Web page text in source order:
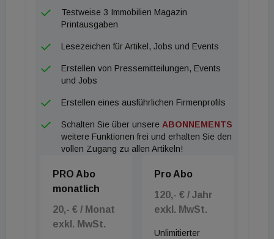
entsprechenden Konkursen. Sie glauben, dass die
bereits dramatische Situation in Deutschland, früher
oder später auch in Österreich ähnlich sein wird.
„Sollte sich an der aktuellen Situation mit den für die
ändern, rechnen wir mit sinkenden Umsätzen,
internem Jobabbau und deutlich weniger
Neurealisierungen am Wohnungsmarkt. Das ist für
die österreichische Volkswirtschaft.“ Und VÖPE-
Vizepräsident Peter Ulm ergänzt: „Es geht hier
nicht um ein Gejammere, sondern um ein
umfassendes Produktionsproblem. Und damit
Testweise 3 Immobilien Magazin
Printausgaben
Lesezeichen für Artikel, Jobs und Events
Erstellen von Pressemitteilungen, Events
und Jobs
Erstellen eines ausführlichen Firmenprofils
Schalten Sie über unsere ABONNEMENTS
weitere Funktionen frei und erhalten Sie den
vollen Zugang zu allen Artikeln!
PRO Abo
monatlich
20,- € / Monat
exkl. MwSt.
Pro Abo
120,- € / Jahr
exkl. MwSt.
Unlimitierter